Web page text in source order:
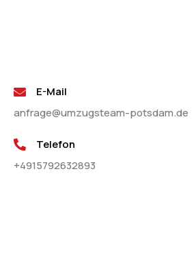
E-Mail
anfrage@umzugsteam-potsdam.de
Telefon
+4915792632893